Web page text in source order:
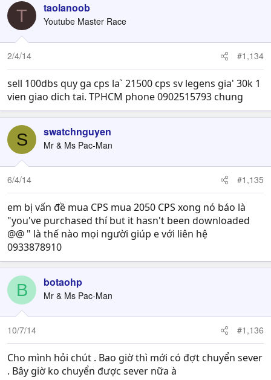
T taolanoob
Youtube Master Race
2/4/14 #1,134
sell 100dbs quy ga cps la` 21500 cps sv legens gia' 30k 1
vien giao dich tai. TPHCM phone 0902515793 chung
S swatchnguyen
Mr & Ms Pac-Man
6/4/14 #1,135
em bị vấn đề mua CPS mua 2050 CPS xong nó báo là
"you've purchased thí but it hasn't been downloaded
@@ " là thế nào mọi người giúp e với liên hệ
0933878910
B botaohp
Mr & Ms Pac-Man
10/7/14 #1,136
Cho mình hỏi chút . Bao giờ thì mới có đợt chuyển sever
. Bây giờ ko chuyển được sever nữa à